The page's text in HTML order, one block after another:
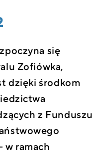
się
Zofiówka,
dzięki środkom
z Funduszu
w ramach